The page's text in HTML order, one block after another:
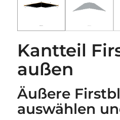
Kantteil
außen
Äußere
auswählen